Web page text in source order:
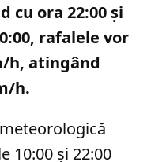
cu ora 22:00 și
rafalele vor
h, atingând
h.
10:00 și 22:00